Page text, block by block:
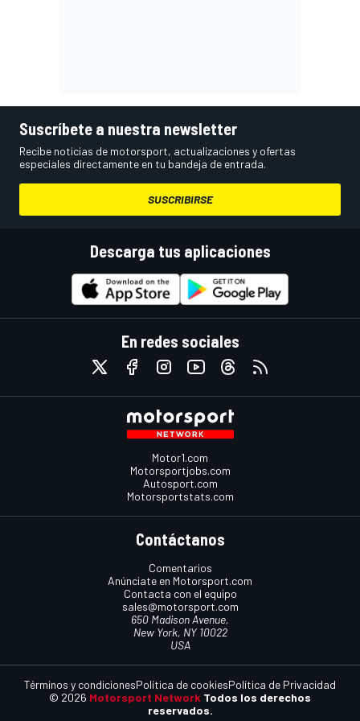
Suscríbete a nuestra newsletter
Recibe noticias de motorsport, actualizaciones y ofertas
especiales directamente en tu bandeja de entrada.
SUSCRIBIRSE
Descarga tus aplicaciones
En redes sociales
Motor1.com
Motorsportjobs.com
Autosport.com
Motorsportstats.com
Contáctanos
Comentarios
Anúnciate en Motorsport.com
Contacta con el equipo
sales@motorsport.com
650 Madison Avenue,
New York, NY 10022
USA
© 2026 Motorsport Network Todos los derechos
reservados.
Términos y condicionesPolítica de cookiesPolítica de Privacidad